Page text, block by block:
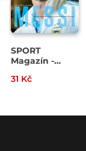
SPORT
Magazín -
31 Kč